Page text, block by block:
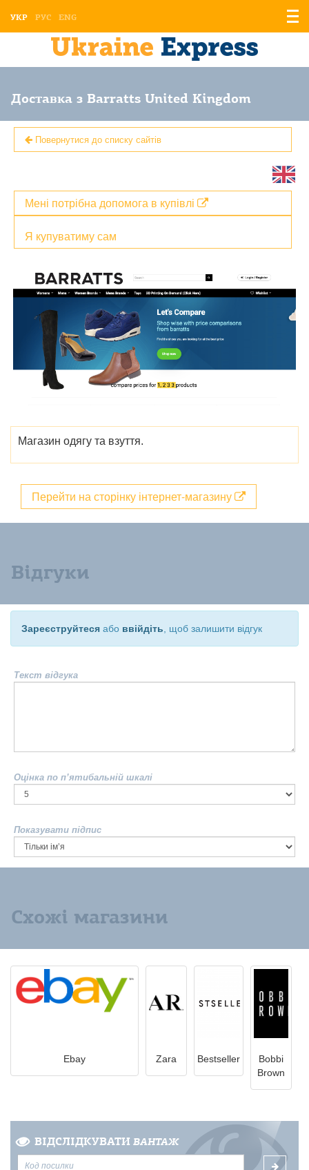
УКР РУС ENG
Доставка з Barratts United Kingdom
Повернутися до списку сайтів
Я купуватиму сам
Мені потрібна допомога в купівлі
Магазин одягу та взуття.
Перейти на сторінку інтернет-магазину
Відгуки
Зареєструйтеся або ввійдіть , щоб залишити відгук
Текст відгука
Оцінка по п’ятибальній шкалі
Показувати підпис
Схожі магазини
Ebay Zara Bestseller
Bobbi
Brown
ВІДСЛІДКУВАТИ ВАНТАЖ